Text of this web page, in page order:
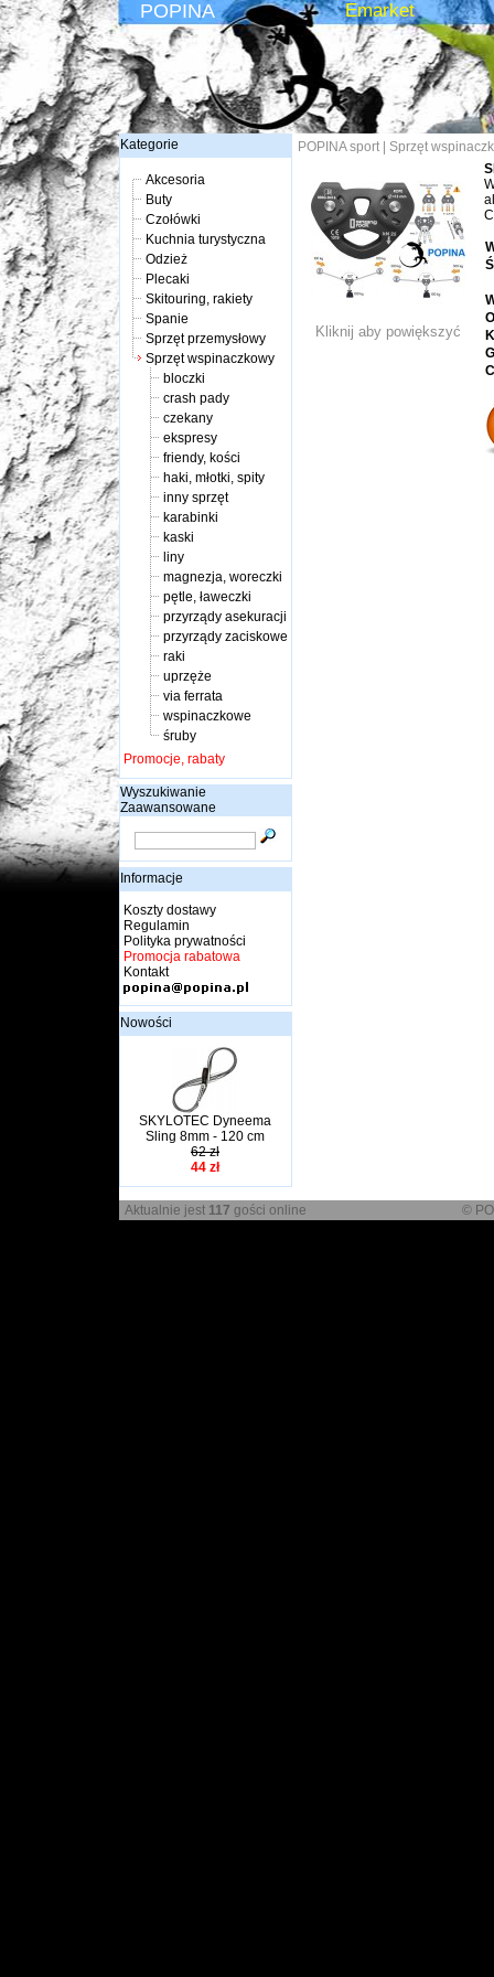
POPINA Emarket
Kategorie
Akcesoria
Buty
Czołówki
Kuchnia turystyczna
Odzież
Plecaki
Skitouring, rakiety
Spanie
Sprzęt przemysłowy
Sprzęt wspinaczkowy
bloczki
crash pady
czekany
ekspresy
friendy, kości
haki, młotki, spity
inny sprzęt
karabinki
kaski
liny
magnezja, woreczki
pętle, ławeczki
przyrządy asekuracji
przyrządy zaciskowe
raki
uprzęże
via ferrata
wspinaczkowe
śruby
Promocje, rabaty
Wyszukiwanie
Zaawansowane
Informacje
Koszty dostawy
Regulamin
Polityka prywatności
Promocja rabatowa
Kontakt
Nowości
SKYLOTEC Dyneema
Sling 8mm - 120 cm
62 zł
44 zł
POPINA sport| Sprzęt
Kliknij aby powiększyć
Aktualnie jest 117 gości online ©